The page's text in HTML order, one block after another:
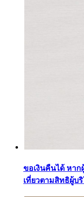
ขอเงินคืนได้ หาก
เที่ยวตามสิทธิผู้บ